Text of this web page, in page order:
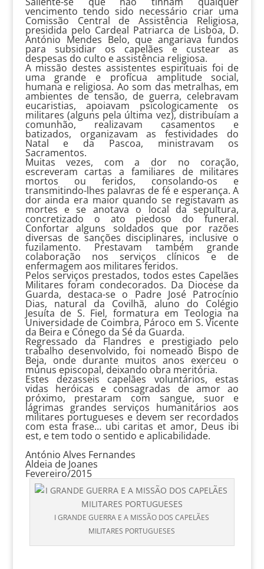
vencimento tendo sido necessário criar uma
Comissão Central de Assistência Religiosa,
presidida pelo Cardeal Patriarca de Lisboa, D.
António Mendes Belo, que angariava fundos
para subsidiar os capelães e custear as
despesas do culto e assistência religiosa.
A missão destes assistentes espirituais foi de
uma grande e profícua amplitude social,
humana e religiosa. Ao som das metralhas, em
ambientes de tensão, de guerra, celebravam
eucaristias, apoiavam psicologicamente os
militares (alguns pela última vez), distribuíam a
comunhão, realizavam casamentos e
batizados, organizavam as festividades do
Natal e da Pascoa, ministravam os
Sacramentos.
Muitas vezes, com a dor no coração,
escreveram cartas a familiares de militares
mortos ou feridos, consolando-os e
transmitindo-lhes palavras de fé e esperança. A
dor ainda era maior quando se registavam as
mortes e se anotava o local da sepultura,
concretizado o ato piedoso do funeral.
Confortar alguns soldados que por razões
diversas de sanções disciplinares, inclusive o
fuzilamento. Prestavam também grande
colaboração nos serviços clínicos e de
enfermagem aos militares feridos.
Pelos serviços prestados, todos estes Capelães
Militares foram condecorados. Da Diocese da
Guarda, destaca-se o Padre José Patrocínio
Dias, natural da Covilhã, aluno do Colégio
Jesuíta de S. Fiel, formatura em Teologia na
Universidade de Coimbra, Pároco em S. Vicente
da Beira e Cónego da Sé da Guarda.
Regressado da Flandres e prestigiado pelo
trabalho desenvolvido, foi nomeado Bispo de
Beja, onde durante muitos anos exerceu o
múnus episcopal, deixando obra meritória.
Estes dezasseis capelães voluntários, estas
vidas heróicas e consagradas de amor ao
próximo, prestaram com sangue, suor e
lágrimas grandes serviços humanitários aos
militares portugueses e devem ser recordados
com esta frase… ubi caritas et amor, Deus ibi
est, e tem todo o sentido e aplicabilidade.
António Alves Fernandes
Aldeia de Joanes
Fevereiro/2015
I GRANDE GUERRA E A MISSÃO DOS CAPELÃES
MILITARES PORTUGUESES